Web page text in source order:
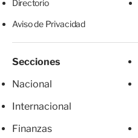
Directorio
Aviso de Privacidad
Secciones
Nacional
Internacional
Finanzas